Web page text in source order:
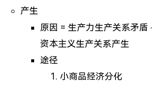
产生
原因 = 生产力生产关系矛盾
资本主义生产关系产生
途径
小商品经济分化